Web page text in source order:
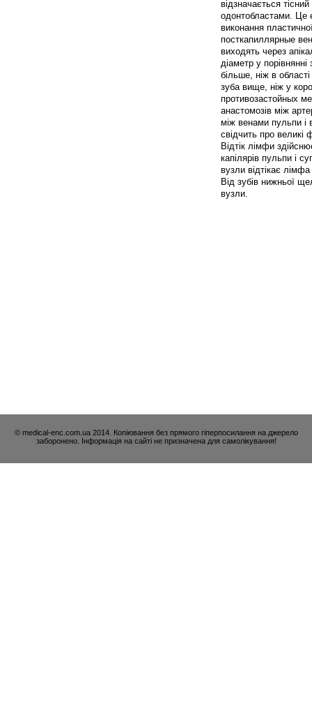
відзначається
одонтобластами. Це
виконання
посткапиллярные
виходять через
діаметр у
більше, ніж в
зуба вище, ніж у
противозастойных
анастомозів між
між венами пульпи і
свідчить про великі
Відтік лімфи
капілярів пульпи і
вузли відтікає лімфа
Від зубів нижньої
вузли.
© medical-enc.com.ua 2014. Копіювання без прямого гіперпосилання на джерело
заборонено. Інформація на сайті не призначена для самолікування!